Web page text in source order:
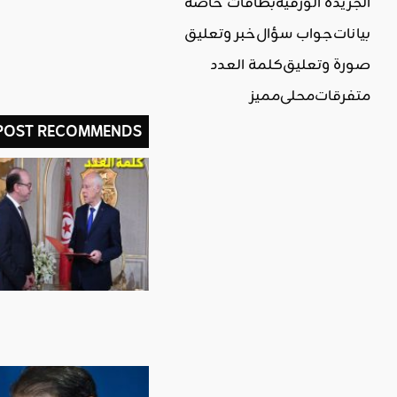
RECOMMENDS
بياناتجواب سؤالخبر وتعليق
صورة وتعليقكلمة العدد
متفرقاتمحليمميز